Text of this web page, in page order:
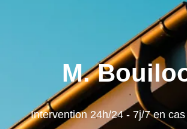
M.
Intervention 24h/24 - 7j/7 en